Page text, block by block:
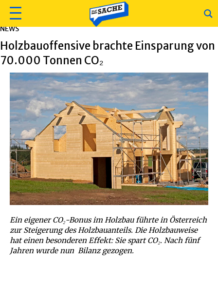
NEWS
Holzbauoffensive brachte Einsparung von
70.000 Tonnen CO₂
Ein eigener CO₂-Bonus im Holzbau führte in Österreich
zur Steigerung des Holzbauanteils. Die Holzbauweise
hat einen besonderen Effekt: Sie spart CO₂. Nach fünf
Jahren wurde nun Bilanz gezogen.